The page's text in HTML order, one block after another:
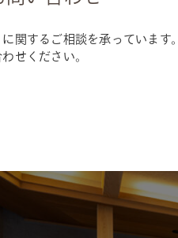
関するご相談を承っています。
せください。